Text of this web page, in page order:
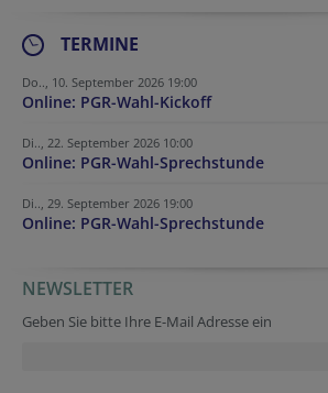
TERMINE
Do.., 10. September 2026 19:00
Online: PGR-Wahl-Kickoff
Di.., 22. September 2026 10:00
Online: PGR-Wahl-Sprechstunde
Di.., 29. September 2026 19:00
Online: PGR-Wahl-Sprechstunde
URL
Website
Homepage
Verification code
Homepage
Reference
Company website
NEWSLETTER
Geben Sie bitte Ihre E-Mail Adresse ein